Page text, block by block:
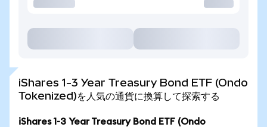
iShares 1-3 Year Treasury Bond ETF (Ondo
Tokenized)を人気の通貨に換算して探索する
iShares 1-3 Year Treasury Bond ETF (Ondo